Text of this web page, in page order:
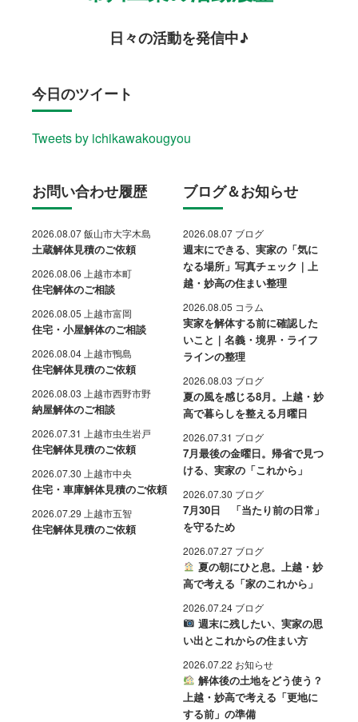
日々の活動を発信中♪
今日のツイート
Tweets by ichikawakougyou
お問い合わせ履歴
2026.08.07 飯山市大字木島
土蔵解体見積のご依頼
2026.08.06 上越市本町
住宅解体のご相談
2026.08.05 上越市富岡
住宅・小屋解体のご相談
2026.08.04 上越市鴨島
住宅解体見積のご依頼
2026.08.03 上越市西野市野
納屋解体のご相談
2026.07.31 上越市虫生岩戸
住宅解体見積のご依頼
2026.07.30 上越市中央
住宅・車庫解体見積のご依頼
2026.07.29 上越市五智
住宅解体見積のご依頼
ブログ＆お知らせ
2026.08.07 ブログ
週末にできる、実家の「気に
なる場所」写真チェック｜上
越・妙高の住まい整理
2026.08.05 コラム
実家を解体する前に確認した
いこと｜名義・境界・ライフ
ラインの整理
2026.08.03 ブログ
夏の風を感じる8月。上越・妙
高で暮らしを整える月曜日
2026.07.31 ブログ
7月最後の金曜日。帰省で見つ
ける、実家の「これから」
2026.07.30 ブログ
7月30日 「当たり前の日常」
を守るため
2026.07.27 ブログ
夏の朝にひと息。上越・妙
高で考える「家のこれから」
2026.07.24 ブログ
週末に残したい、実家の思
い出とこれからの住まい方
2026.07.22 お知らせ
解体後の土地をどう使う？
上越・妙高で考える「更地に
する前」の準備